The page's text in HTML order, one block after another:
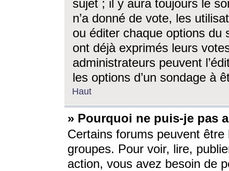
sujet ; il y aura toujours le
n’a donné de vote, les
ou éditer chaque options du
ont déjà exprimés leurs
administrateurs peuvent
les options d’un sondage à
Haut
» Pourquoi ne puis-je pas
Certains forums peuvent être
groupes. Pour voir, lire,
action, vous avez besoin de